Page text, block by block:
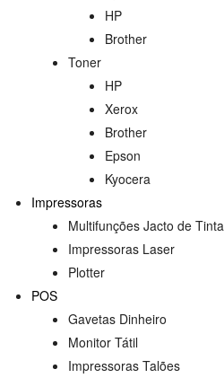
HP
Brother
Toner
HP
Xerox
Brother
Epson
Kyocera
Impressoras
Multifunções Jacto de Tinta
Impressoras Laser
Plotter
POS
Gavetas Dinheiro
Monitor Tátil
Impressoras Talões